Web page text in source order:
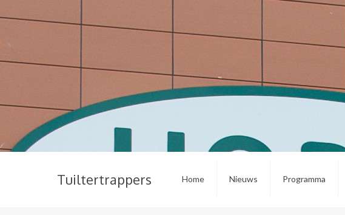
Tuiltertrappers Home Nieuws Programma